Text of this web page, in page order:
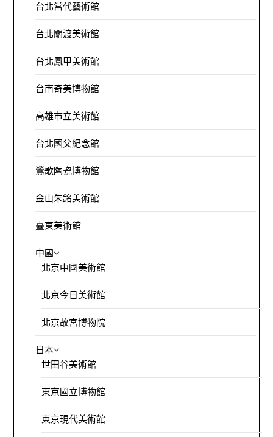
台北當代藝術館
台北關渡美術館
台北鳳甲美術館
台南奇美博物館
高雄市立美術館
台北國父紀念館
鶯歌陶瓷博物館
金山朱銘美術館
臺東美術館
中國
北京中國美術館
北京今日美術館
北京故宮博物院
日本
世田谷美術館
東京國立博物館
東京現代美術館